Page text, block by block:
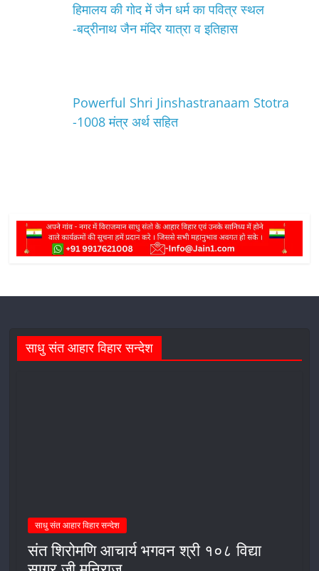
हिमालय की गोद में जैन धर्म का पवित्र स्थल
-बद्रीनाथ जैन मंदिर यात्रा व इतिहास
Powerful Shri Jinshastranaam Stotra
-1008 मंत्र अर्थ सहित
साधु संत आहार विहार सन्देश
साधु संत आहार विहार सन्देश
संत शिरोमणि आचार्य भगवन श्री १०८ विद्या